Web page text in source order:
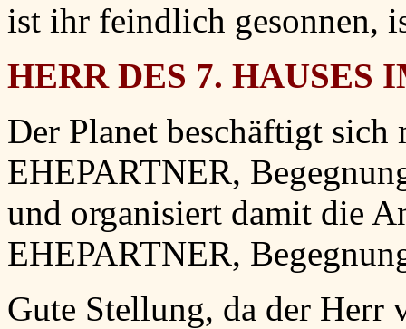
ist ihr feindlich gesonnen,
HERR DES 7. HAUSES
Der Planet beschäftigt sich
EHEPARTNER,
und organisiert damit die
EHEPARTNER,
Gute Stellung, da der Herr